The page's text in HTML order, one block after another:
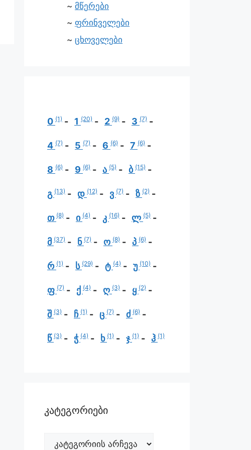
მწერები
ფრინველები
ცხოველები
0 (1) 1 (20) 2 (9) 3 (7)
4 (7) 5 (7) 6 (6) 7 (6)
8 (6) 9 (6) ა (5) ბ (15)
გ (13) დ (12) ვ (7) ზ (2)
თ (8) ი (4) კ (16) ლ (5)
მ (37) ნ (7) ო (8) პ (6)
რ (1) ს (29) ტ (4) უ (10)
ფ (7) ქ (4) ღ (3) ყ (2)
შ (3) ჩ (1) ც (7) ძ (6)
წ (3) ჭ (4) ხ (1) ჯ (1) ჰ (1)
კატეგორიები